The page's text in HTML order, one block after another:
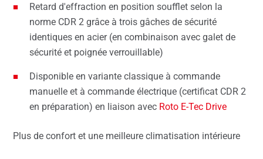
Retard d'effraction en position soufflet selon la
norme CDR 2 grâce à trois gâches de sécurité
identiques en acier (en combinaison avec galet de
sécurité et poignée verrouillable)
Disponible en variante classique à commande
manuelle et à commande électrique (certificat CDR 2
en préparation) en liaison avec Roto E-Tec Drive
Plus de confort et une meilleure climatisation intérieure